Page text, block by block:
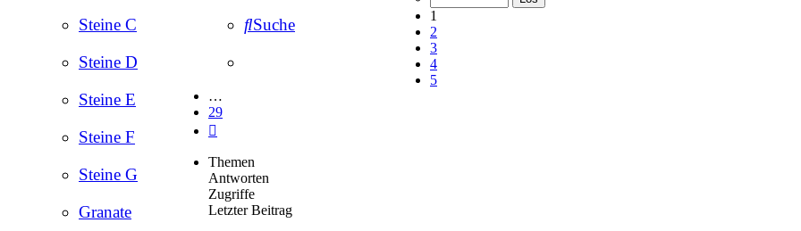
Steine C
Steine D
Steine E
Steine F
Steine G
Granate
Suche
29
1
2
3
4
5
…
29
Themen
Antworten
Zugriffe
Letzter Beitrag